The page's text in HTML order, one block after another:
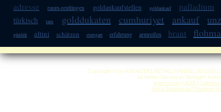
adresse raum-reutlingen goldankaufstellen goldankauf palladium
türkisch tam golddukaten cumhuriyet ankauf
günlük altini schätzen stuttgart erfahrung armreifen braut
Copyright © by ANKA
So finden Sie uns in Stuttgart:
Impressum| AGB|
Anka Goldankauf Stuttgart